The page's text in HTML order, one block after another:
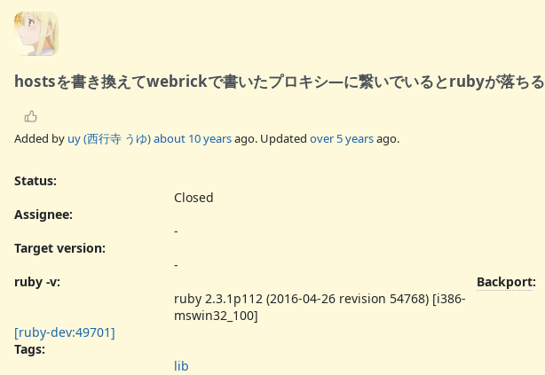
hostsを書き換えてwebrickで書いたプロキシ―に繋いでいるとrubyが落ちる
Added by uy (西行寺 うゆ)about 10 yearsago. Updated over 5 yearsago.
Status:
Closed
Assignee:
-
Target version:
-
ruby -v:
ruby 2.3.1p112 (2016-04-26 revision 54768) [i386-
mswin32_100]
Backport:
[ruby-dev:49701]
Tags:
lib